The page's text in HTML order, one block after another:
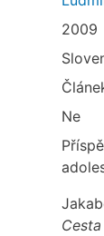
2009
Ne